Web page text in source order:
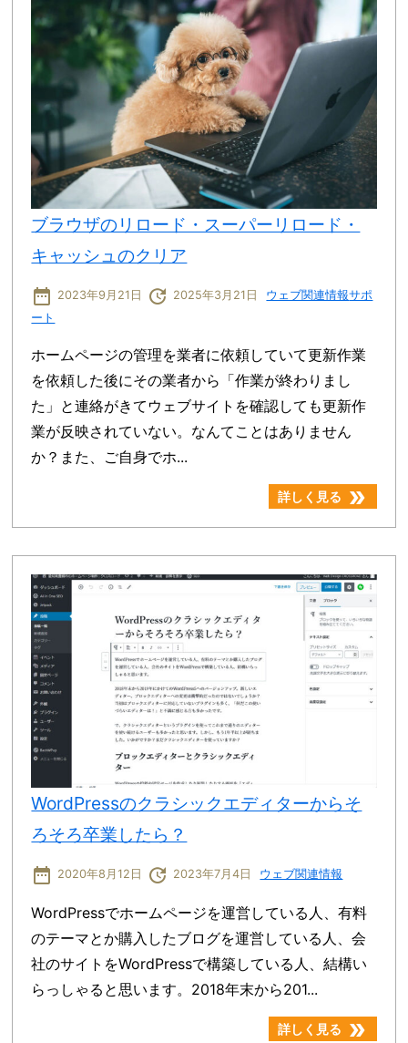
ブラウザのリロード・スーパーリロード・
キャッシュのクリア
date_range 2023年9月21日 update 2025年3月21日 ウェブ関連情報サポ
ート
ホームページの管理を業者に依頼していて更新作業
を依頼した後にその業者から「作業が終わりまし
た」と連絡がきてウェブサイトを確認しても更新作
業が反映されていない。なんてことはありません
か？また、ご自身でホ...
詳しく見る double_arrow
WordPressのクラシックエディターからそ
ろそろ卒業したら？
date_range 2020年8月12日 update 2023年7月4日 ウェブ関連情報
WordPressでホームページを運営している人、有料
のテーマとか購入したブログを運営している人、会
社のサイトをWordPressで構築している人、結構い
らっしゃると思います。2018年末から201...
詳しく見る double_arrow